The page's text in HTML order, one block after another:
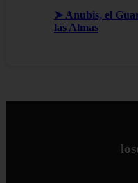
➤ Anubis, el
las Almas